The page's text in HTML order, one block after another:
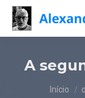
A
Você
Início